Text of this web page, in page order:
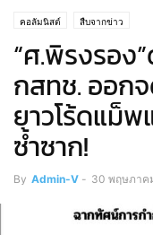
คอลัมนิสต์ สืบจากข่าว
“ศ.พิรงรอง
กสทช. ออก
ยาวโร้ดแม็
ซ้ำซาก!
By Admin-V - 30 พฤษภาค